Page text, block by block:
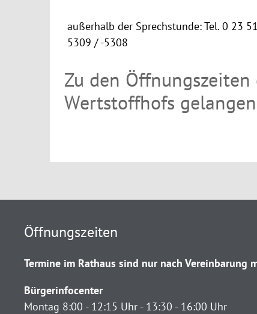
außerhalb der Sprechstunde: Tel. 0 23
5309 / -5308
Zu den
Wertstoffhofs
Öffnungszeiten
Termine im Rathaus sind nur nach Vereinbarung
Bürgerinfocenter
Montag 8:00 - 12:15 Uhr - 13:30 - 16:00 Uhr